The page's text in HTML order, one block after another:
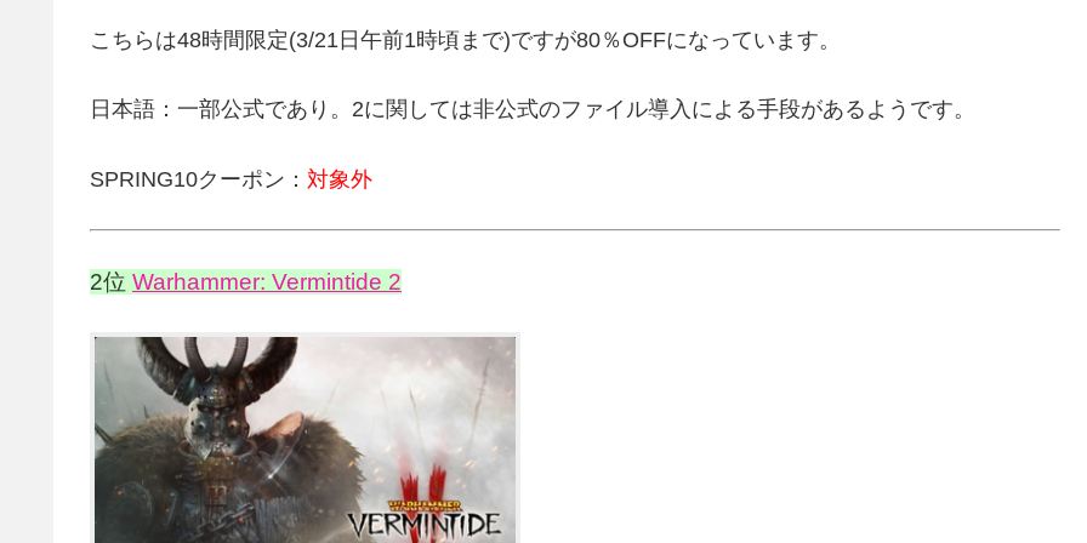
こちらは48時間限定(3/21日午前1時頃まで)ですが80％OFFになっています。
日本語：一部公式であり。2に関しては非公式のファイル導入による手段があるようです。
SPRING10クーポン： 対象外
2位 Warhammer: Vermintide 2